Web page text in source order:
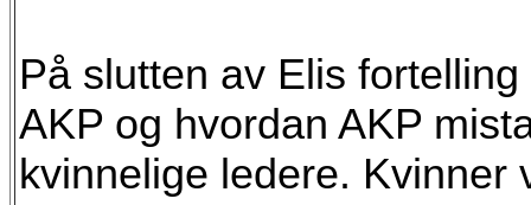
På slutten av Elis
AKP og hvordan AKP
kvinnelige ledere. Kvinner